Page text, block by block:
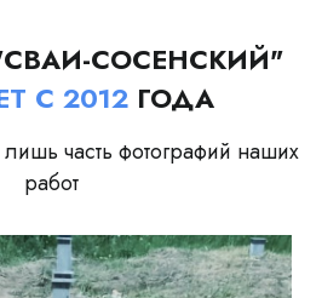
СОСЕНСКИЙ"
С 2012 ГОДА
часть фотографий наших
работ